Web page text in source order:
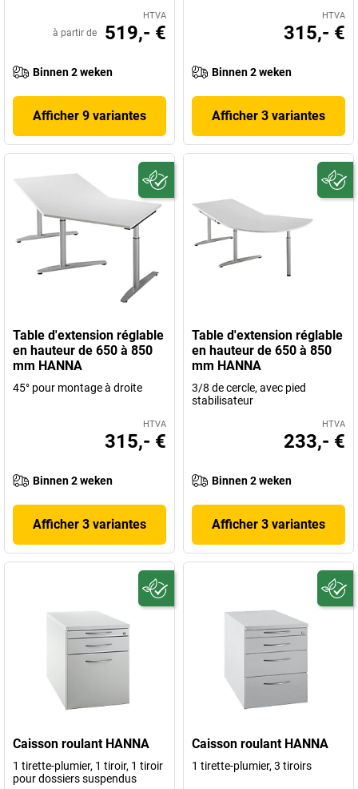
HTVA
à partir de 519,- €
Binnen 2 weken
Afficher 9 variantes
HTVA
315,- €
Binnen 2 weken
Afficher 3 variantes
Table d'extension réglable
en hauteur de 650 à 850
mm HANNA
45° pour montage à droite
HTVA
315,- €
Binnen 2 weken
Afficher 3 variantes
Table d'extension réglable
en hauteur de 650 à 850
mm HANNA
3/8 de cercle, avec pied
stabilisateur
HTVA
233,- €
Binnen 2 weken
Afficher 3 variantes
Caisson roulant HANNA
1 tirette-plumier, 1 tiroir, 1 tiroir
pour dossiers suspendus
Caisson roulant HANNA
1 tirette-plumier, 3 tiroirs